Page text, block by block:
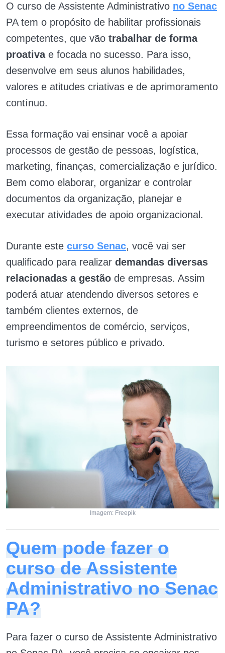
O curso de Assistente Administrativo no Senac
PA tem o propósito de habilitar profissionais
competentes, que vão trabalhar de forma
proativa e focada no sucesso. Para isso,
desenvolve em seus alunos habilidades,
valores e atitudes criativas e de aprimoramento
contínuo.
Essa formação vai ensinar você a apoiar
processos de gestão de pessoas, logística,
marketing, finanças, comercialização e jurídico.
Bem como elaborar, organizar e controlar
documentos da organização, planejar e
executar atividades de apoio organizacional.
Durante este curso Senac, você vai ser
qualificado para realizar demandas diversas
relacionadas a gestão de empresas. Assim
poderá atuar atendendo diversos setores e
também clientes externos, de
empreendimentos de comércio, serviços,
turismo e setores público e privado.
Imagem: Freepik
Quem pode fazer o
curso de Assistente
Administrativo no Senac
PA?
Para fazer o curso de Assistente Administrativo